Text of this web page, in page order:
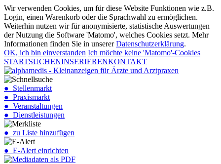
Wir verwenden Cookies, um für diese Website Funktionen wie z.B.
Login, einen Warenkorb oder die Sprachwahl zu ermöglichen.
Weiterhin nutzen wir für anonymisierte, statistische Auswertungen
der Nutzung die Software 'Matomo', welches Cookies setzt. Mehr
Informationen finden Sie in unsererDatenschutzerklärung.
OK, ich bin einverstanden Ich möchte keine 'Matomo'-Cookies
STARTSUCHENINSERIERENKONTAKT
● Stellenmarkt
● Praxismarkt
● Veranstaltungen
● Dienstleistungen
● zu Liste hinzufügen
● E-Alert einrichten